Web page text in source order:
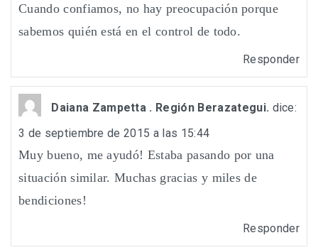
Cuando confiamos, no hay preocupación porque
sabemos quién está en el control de todo.
Responder
Daiana Zampetta . Región Berazategui. dice:
3 de septiembre de 2015 a las 15:44
Muy bueno, me ayudó! Estaba pasando por una
situación similar. Muchas gracias y miles de
bendiciones!
Responder